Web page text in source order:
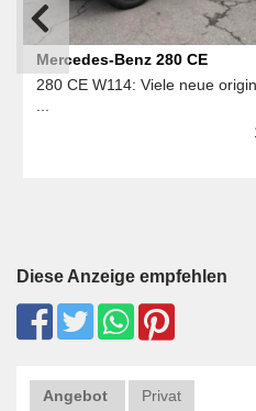
Mercedes-Benz 280 CE
280 CE W114: Viele neue
...
Diese Anzeige empfehlen
Angebot Privat